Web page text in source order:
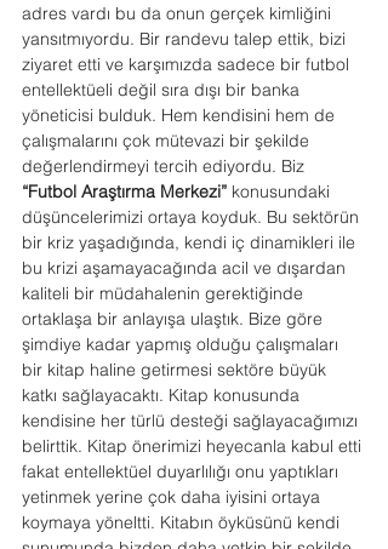
adres vardı bu da onun gerçek kimliğini
yansıtmıyordu. Bir randevu talep ettik, bizi
ziyaret etti ve karşımızda sadece bir futbol
entellektüeli değil sıra dışı bir banka
yöneticisi bulduk. Hem kendisini hem de
çalışmalarını çok mütevazi bir şekilde
değerlendirmeyi tercih ediyordu. Biz
“Futbol Araştırma Merkezi” konusundaki
düşüncelerimizi ortaya koyduk. Bu sektörün
bir kriz yaşadığında, kendi iç dinamikleri ile
bu krizi aşamayacağında acil ve dışardan
kaliteli bir müdahalenin gerektiğinde
ortaklaşa bir anlayışa ulaştık. Bize göre
şimdiye kadar yapmış olduğu çalışmaları
bir kitap haline getirmesi sektöre büyük
katkı sağlayacaktı. Kitap konusunda
kendisine her türlü desteği sağlayacağımızı
belirttik. Kitap önerimizi heyecanla kabul etti
fakat entellektüel duyarlılığı onu yaptıkları
yetinmek yerine çok daha iyisini ortaya
koymaya yöneltti. Kitabın öyküsünü kendi